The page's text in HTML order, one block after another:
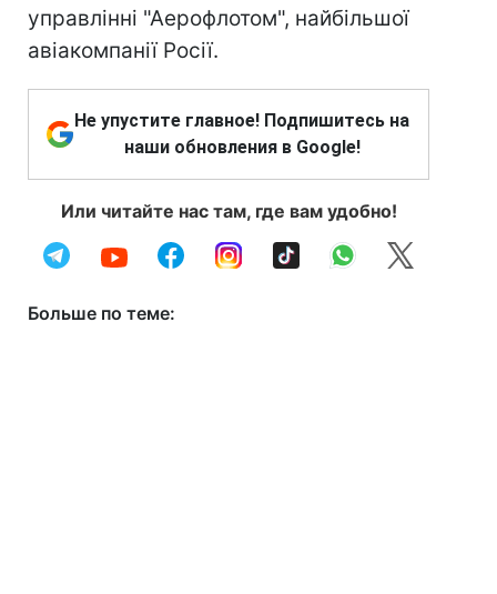
управлінні "Аерофлотом", найбільшої
авіакомпанії Росії.
Не упустите главное! Подпишитесь на
наши обновления в Google!
Или читайте нас там, где вам удобно!
Больше по теме: